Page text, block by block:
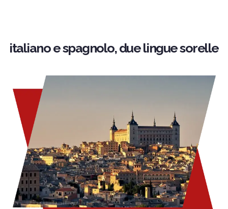
italiano e spagnolo, due lingue sorelle